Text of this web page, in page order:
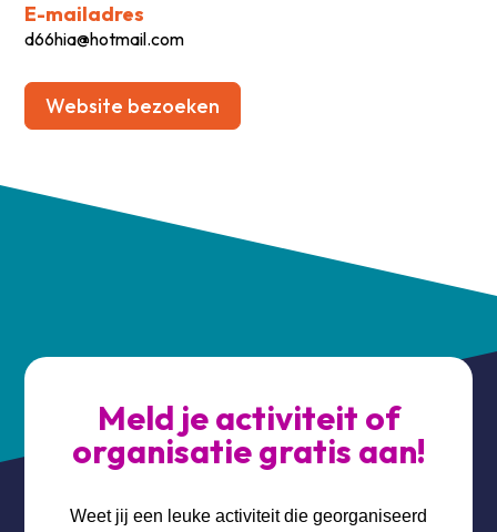
E-mailadres
d66hia@hotmail.com
Website bezoeken
Meld je activiteit of
organisatie gratis aan!
Weet jij een leuke activiteit die georganiseerd